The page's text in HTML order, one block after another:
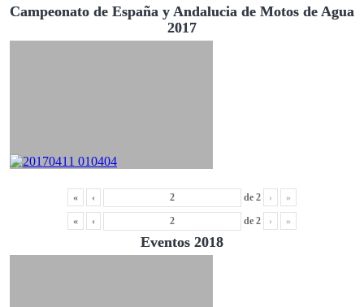
Campeonato de España y Andalucia de Motos de Agua
2017
« ‹ de 2 › »
« ‹ de 2 › »
Eventos 2018